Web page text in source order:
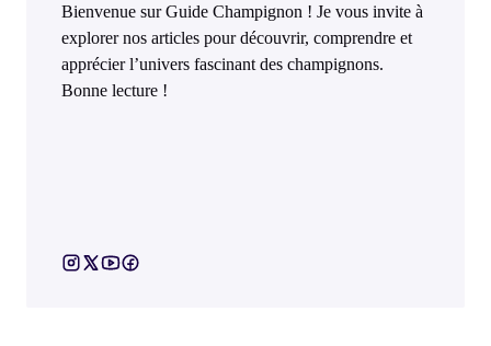
Bienvenue sur Guide Champignon ! Je vous invite à
explorer nos articles pour découvrir, comprendre et
apprécier l’univers fascinant des champignons.
Bonne lecture !